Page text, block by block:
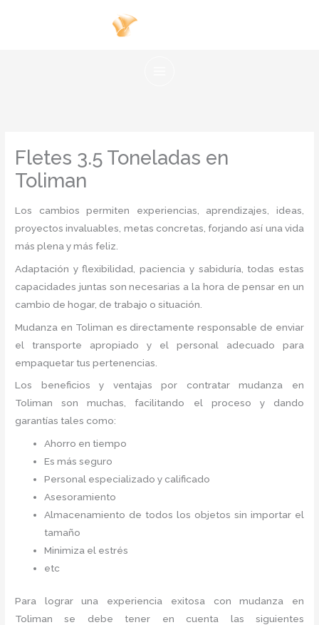
Fletes 3.5 Toneladas en
Toliman
Los cambios permiten experiencias, aprendizajes, ideas,
proyectos invaluables, metas concretas, forjando así una vida
más plena y más feliz.
Adaptación y flexibilidad, paciencia y sabiduría, todas estas
capacidades juntas son necesarias a la hora de pensar en un
cambio de hogar, de trabajo o situación.
Mudanza en Toliman es directamente responsable de enviar
el transporte apropiado y el personal adecuado para
empaquetar tus pertenencias.
Los beneficios y ventajas por contratar mudanza en
Toliman
son muchas, facilitando el proceso y dando
garantías tales como:
Ahorro en tiempo
Es más seguro
Personal especializado y calificado
Asesoramiento
Almacenamiento de todos los objetos sin importar el
tamaño
Minimiza el estrés
etc
Para lograr una experiencia exitosa con mudanza en
Toliman
se debe tener en cuenta las siguientes